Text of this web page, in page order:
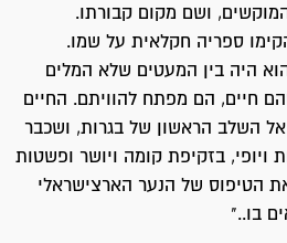
ושם מקום קבורתו.
ספריה חקלאית על שמו.
היה בין המעטים שלא המלים
חיים, הם מפתח להוויתם. החיים
השלב הראשון של בגרות, ושכבר
ויופי, בזקיפת קומה ויושר ופשטות
הטיפוס של הנער הארצישראלי
בו.."